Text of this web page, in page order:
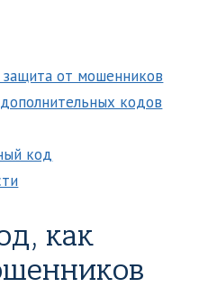
от мошенников
кодов
код
как